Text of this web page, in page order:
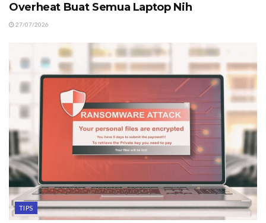
Overheat Buat Semua Laptop Nih
27/07/2026
TIPS